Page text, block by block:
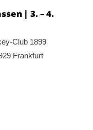
| 3. – 4.
Club 1899
Frankfurt